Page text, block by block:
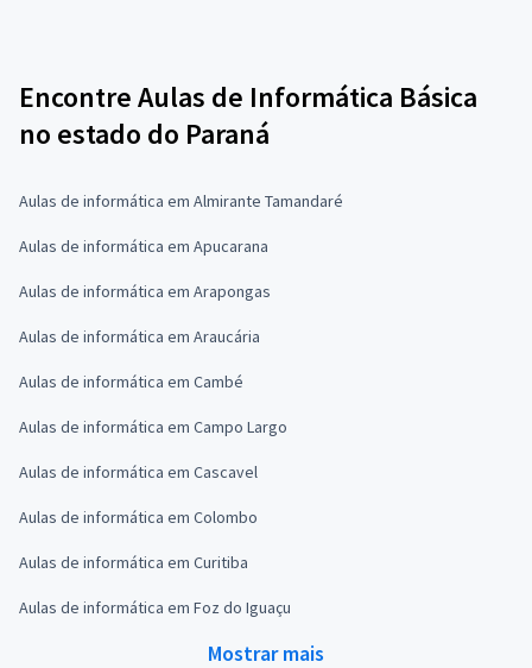
Encontre Aulas de Informática Básica
no estado do Paraná
Aulas de informática em Almirante Tamandaré
Aulas de informática em Apucarana
Aulas de informática em Arapongas
Aulas de informática em Araucária
Aulas de informática em Cambé
Aulas de informática em Campo Largo
Aulas de informática em Cascavel
Aulas de informática em Colombo
Aulas de informática em Curitiba
Aulas de informática em Foz do Iguaçu
Mostrar mais